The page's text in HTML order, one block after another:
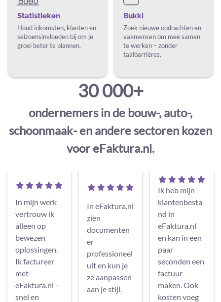
Statistieken
Houd inkomsten, klanten en
seizoensinvloeden bij om je
groei beter te plannen.
Bukki
Zoek nieuwe opdrachten en
vakmensen om mee samen
te werken – zonder
taalbarrières.
30 000+
ondernemers in de bouw-, auto-,
schoonmaak- en andere sectoren kozen
voor eFaktura.nl.
In mijn werk
vertrouw ik
alleen op
bewezen
oplossingen.
Ik factureer
met
eFaktura.nl –
snel en
In eFaktura.nl
zien
documenten
er
professioneel
uit en kun je
ze aanpassen
aan je stijl.
Ik heb mijn
klantenbesta
nd in
eFaktura.nl
en kan in een
paar
seconden een
factuur
maken. Ook
kosten voeg